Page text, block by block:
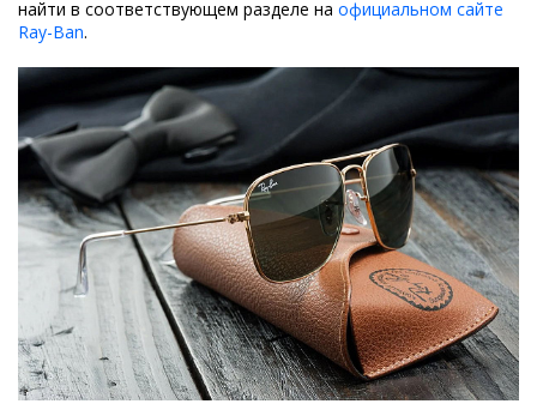
найти в соответствующем разделе на официальном сайте
Ray-Ban.